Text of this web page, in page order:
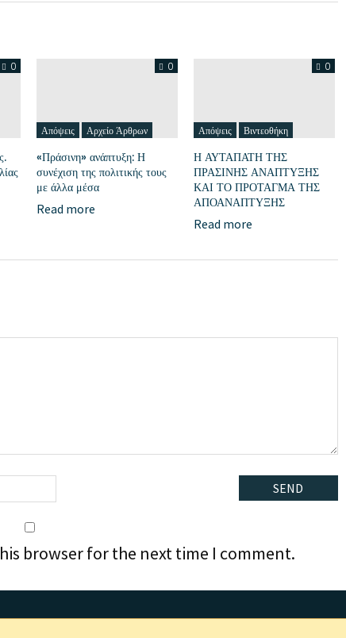
0 0
Απόψεις Αρχείο Άρθρων
«Πράσινη» ανάπτυξη: Η
συνέχιση της πολιτικής τους
με άλλα μέσα
Read more
0
Απόψεις Βιντεοθήκη
Η ΑΥΤΑΠΑΤΗ ΤΗΣ
ΠΡΑΣΙΝΗΣ ΑΝΑΠΤΥΞΗΣ
ΚΑΙ ΤΟ ΠΡΟΤΑΓΜΑ ΤΗΣ
ΑΠΟΑΝΑΠΤΥΞΗΣ
Read more
browser for the next time I comment.